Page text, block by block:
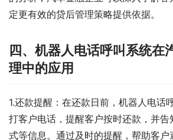
定更有效的贷后管理策略提供依据。
四、机器人电话呼叫系统在
理中的应用
1.还款提醒：在还款日前，机器人电话
打客户电话，提醒客户按时还款，并
式等信息。通过及时的提醒，帮助客户